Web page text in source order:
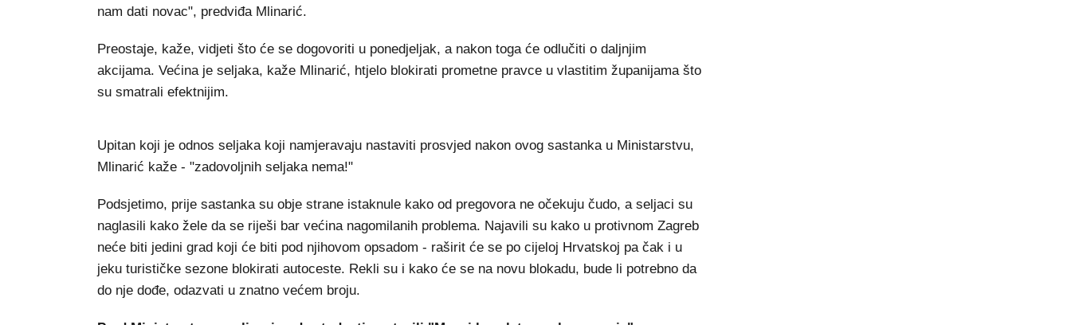
nam dati novac", predviđa Mlinarić.
Preostaje, kaže, vidjeti što će se dogovoriti u ponedjeljak, a nakon toga će odlučiti o daljnjim
akcijama. Većina je seljaka, kaže Mlinarić, htjelo blokirati prometne pravce u vlastitim županijama što
su smatrali efektnijim.
Upitan koji je odnos seljaka koji namjeravaju nastaviti prosvjed nakon ovog sastanka u Ministarstvu,
Mlinarić kaže - "zadovoljnih seljaka nema!"
Podsjetimo, prije sastanka su obje strane istaknule kako od pregovora ne očekuju čudo, a seljaci su
naglasili kako žele da se riješi bar većina nagomilanih problema. Najavili su kako u protivnom Zagreb
neće biti jedini grad koji će biti pod njihovom opsadom - raširit će se po cijeloj Hrvatskoj pa čak i u
jeku turističke sezone blokirati autoceste. Rekli su i kako će se na novu blokadu, bude li potrebno da
do nje dođe, odazvati u znatno većem broju.